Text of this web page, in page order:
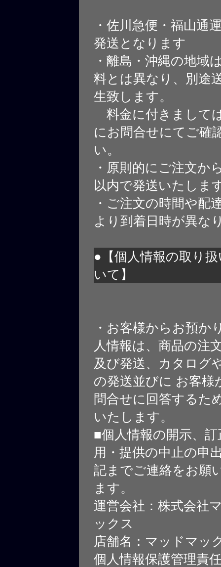
・佐川急便・福山通
発送となります
・離島・沖縄の地域
料とは異なり、別途
生致します。
料金に付きまして
にお問合せにてご確
い。
・原則的にご注文か
以内で発送いたしま
・ご注文の時間や配
より到着日時が異な
●【個人情報の取り
いて】
・お客様からお預か
人情報は、商品の注
及び発送、カタログ
の発送並びに お客様
問合せに回答するた
いたします。
■個人情報の開示、
用・提供の中止の申
記までご連絡をお願
ます。
運営会社：株式会社
ックス
店舗名：マッドマッ
個人情報保護管理責